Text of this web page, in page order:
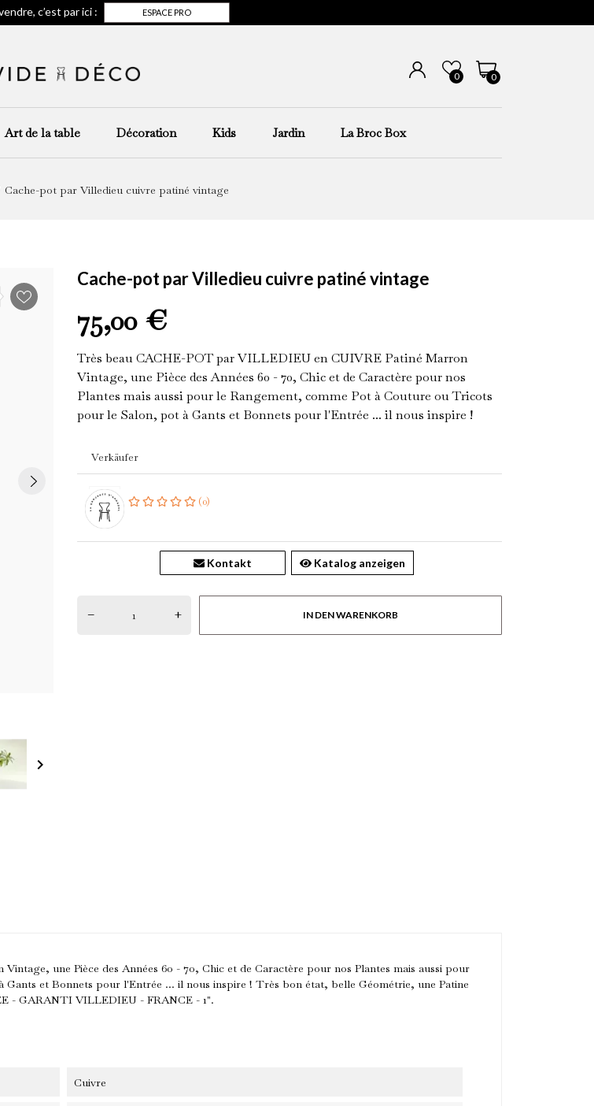
c’est par ici : ESPACE PRO
0 0
Art de la table Décoration Kids Jardin La Broc Box
Cache-pot par Villedieu cuivre patiné vintage
keyboard_arrow_right
Cache-pot par Villedieu cuivre patiné vintage
75,00 €
Très beau CACHE-POT par VILLEDIEU en CUIVRE Patiné Marron
Vintage, une Pièce des Années 60 - 70, Chic et de Caractère pour nos
Plantes mais aussi pour le Rangement, comme Pot à Couture ou Tricots
pour le Salon, pot à Gants et Bonnets pour l'Entrée ... il nous inspire !
Verkäufer
(0)
Kontakt Katalog anzeigen
– + IN DEN WARENKORB
une Pièce des Années 60 - 70, Chic et de Caractère pour nos Plantes mais aussi pour
et Bonnets pour l'Entrée ... il nous inspire ! Très bon état, belle Géométrie, une Patine
- GARANTI VILLEDIEU - FRANCE - 1".
Cuivre